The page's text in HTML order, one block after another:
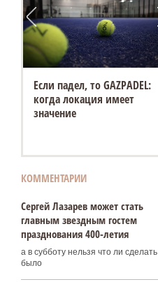
Если падел, то GAZPADEL:
когда локация имеет
значение
КОММЕНТАРИИ
Сергей Лазарев может стать
главным звездным гостем
празднования 400‑летия
а в субботу нельзя что ли сделать
было